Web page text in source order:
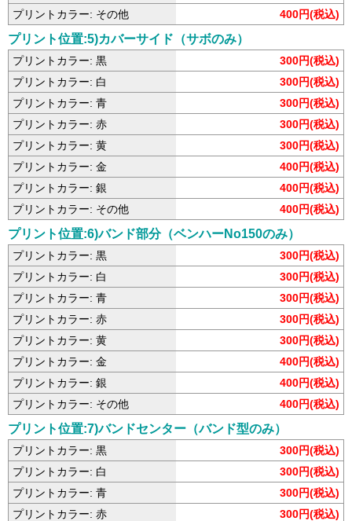
プリントカラー: その他
400円(税込)
プリント位置:5)カバーサイド（サボのみ）
プリントカラー: 黒
300円(税込)
プリントカラー: 白
300円(税込)
プリントカラー: 青
300円(税込)
プリントカラー: 赤
300円(税込)
プリントカラー: 黄
300円(税込)
プリントカラー: 金
400円(税込)
プリントカラー: 銀
400円(税込)
プリントカラー: その他
400円(税込)
プリント位置:6)バンド部分（ベンハーNo150のみ）
プリントカラー: 黒
300円(税込)
プリントカラー: 白
300円(税込)
プリントカラー: 青
300円(税込)
プリントカラー: 赤
300円(税込)
プリントカラー: 黄
300円(税込)
プリントカラー: 金
400円(税込)
プリントカラー: 銀
400円(税込)
プリントカラー: その他
400円(税込)
プリント位置:7)バンドセンター（バンド型のみ）
プリントカラー: 黒
300円(税込)
プリントカラー: 白
300円(税込)
プリントカラー: 青
300円(税込)
プリントカラー: 赤
300円(税込)